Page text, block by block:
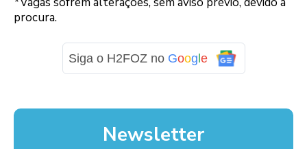
procura.
Siga o H2FOZ no Goog e
Newsletter